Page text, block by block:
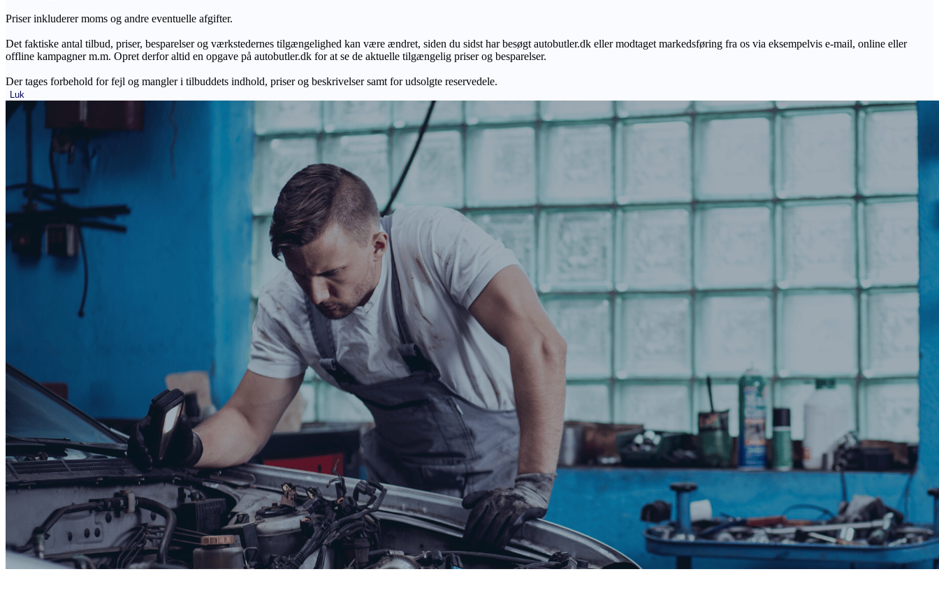
Priser inkluderer moms og andre eventuelle afgifter.
Det faktiske antal tilbud, priser, besparelser og værkstedernes tilgængelighed kan være ændret, siden du sidst har besøgt autobutler.dk eller modtaget markedsføring fra os via eksempelvis e-mail, online eller
offline kampagner m.m. Opret derfor altid en opgave på autobutler.dk for at se de aktuelle tilgængelig priser og besparelser.
Der tages forbehold for fejl og mangler i tilbuddets indhold, priser og beskrivelser samt for udsolgte reservedele.
Luk